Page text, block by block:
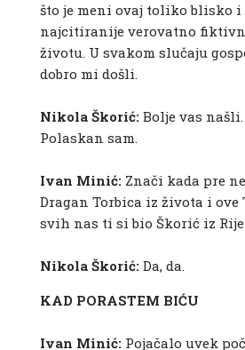
što je meni ovaj toliko blisko i
najcitiranije verovatno
životu. U svakom slučaju
dobro mi došli.
Nikola Škorić: Bolje vas
Polaskan sam.
Ivan Minić: Znači kada pre
Dragan Torbica iz života i ove
svih nas ti si bio Škorić iz
Nikola Škorić: Da, da.
KAD PORASTEM BIĆU
Ivan Minić: Pojačalo uvek